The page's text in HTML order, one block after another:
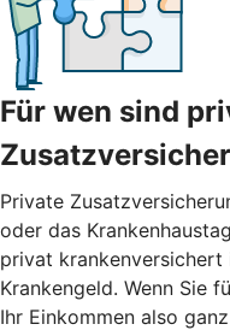
Für wen sind
Private
oder das
privat
Krankengeld. Wenn Sie
Ihr Einkommen also